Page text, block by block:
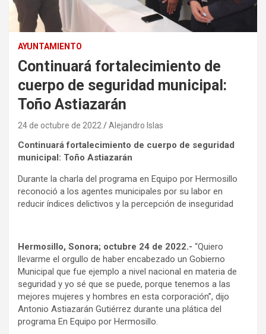
AYUNTAMIENTO
Continuará fortalecimiento de
cuerpo de seguridad municipal:
Toño Astiazarán
24 de octubre de 2022 Alejandro Islas
Continuará fortalecimiento de cuerpo de seguridad
municipal: Toño Astiazarán
Durante la charla del programa en Equipo por Hermosillo
reconoció a los agentes municipales por su labor en
reducir índices delictivos y la percepción de inseguridad
Hermosillo, Sonora; octubre 24 de 2022.- “Quiero
llevarme el orgullo de haber encabezado un Gobierno
Municipal que fue ejemplo a nivel nacional en materia de
seguridad y yo sé que se puede, porque tenemos a las
mejores mujeres y hombres en esta corporación”, dijo
Antonio Astiazarán Gutiérrez durante una plática del
programa En Equipo por Hermosillo.